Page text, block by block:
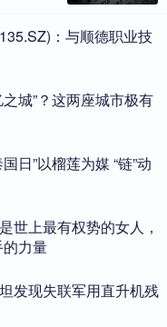
：与顺德职业技
城”？这两座城市极有
日”以榴莲为媒 “链”动
世上最有权势的女人，
力量
发现失联军用直升机残